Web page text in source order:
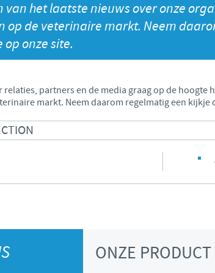
Bulgaria
Canada (EN)
Chile
Egypt
Japan
Malaysia
Mexico
van het laatste nieuws over onze
op de veterinaire markt. Neem
onze site.
relaties, partners en de media graag op de
markt. Neem daarom regelmatig een kijkje
ONZE